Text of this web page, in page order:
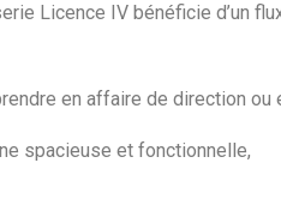
Licence IV bénéficie d’un
en affaire de direction ou
spacieuse et fonctionnelle,